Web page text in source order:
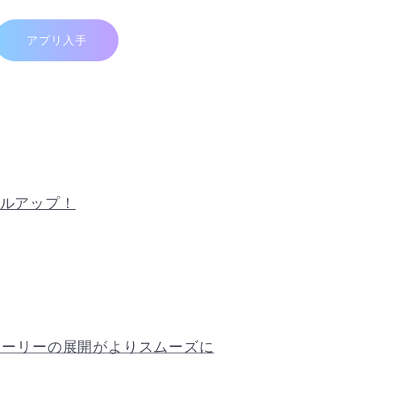
アプリ入手
アップ！
リーの展開がよりスムーズに